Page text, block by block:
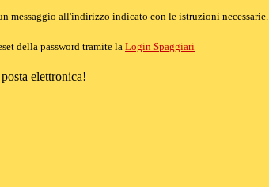
messaggio all'indirizzo indicato con le istruzioni necessarie.
della password tramite la Login Spaggiari
elettronica!